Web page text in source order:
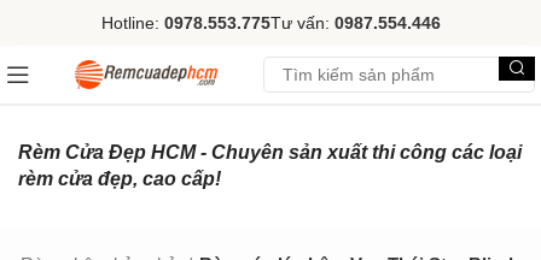
Hotline: 0978.553.775Tư vấn: 0987.554.446
Rèm Cửa Đẹp HCM - Chuyên sản xuất thi công các loại
rèm cửa đẹp, cao cấp!